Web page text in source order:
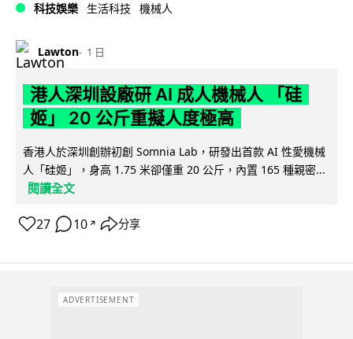
科技娛樂 生活科技 機械人
Lawton 1 日
港人深圳設廠研 AI 成人機械人 「硅
姬」 20 公斤重擬人度極高
香港人於深圳創辦初創 Somnia Lab，研發出首款 AI 性愛機械
人「硅姬」，身高 1.75 米卻僅重 20 公斤，內置 165 種親密...
閱讀全文
27 10 ↗ 分享
ADVERTISEMENT